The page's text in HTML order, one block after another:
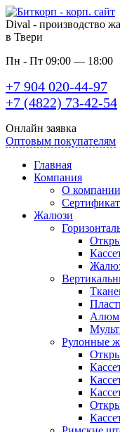
Dival - производство
в Твери
Пн - Пт 09:00 — 18:00
+7 904 020-44-97
+7 (4822) 73-42-54
Онлайн заявка
Оптовым покупателям
Главная
Компания
О компании
Жалюзи
Рулонные